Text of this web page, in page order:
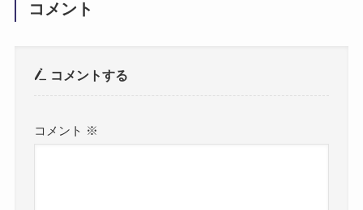
コメント
コメントする
コメント ※